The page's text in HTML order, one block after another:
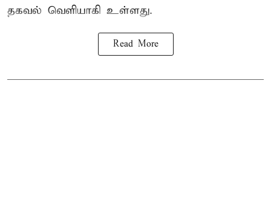
தகவல் வெளியாகி உள்ளது.
Read More